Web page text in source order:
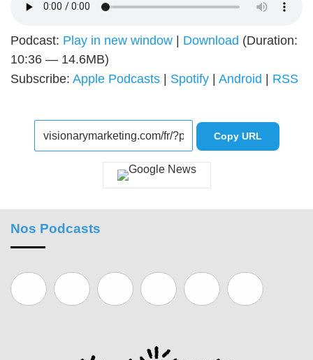
Podcast: Play in new window | Download (Duration:
10:36 — 14.6MB)
Subscribe: Apple Podcasts | Spotify | Android | RSS
Copy URL
Nos Podcasts